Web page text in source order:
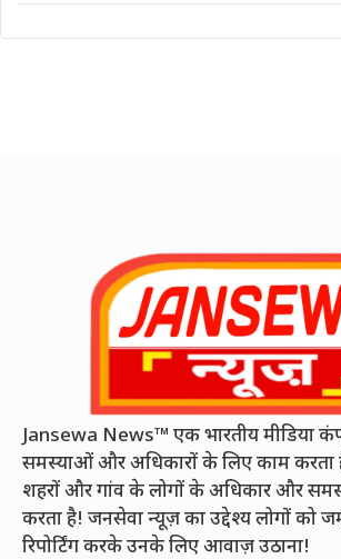
Jansewa News™ एक भारतीय मीडिया
समस्याओं और अधिकारों के लिए काम करता
शहरों और गांव के लोगों के अधिकार और
करता है! जनसेवा न्यूज़ का उद्देश्य लोगों को
रिपोर्टिंग करके उनके लिए आवाज़ उठाना!